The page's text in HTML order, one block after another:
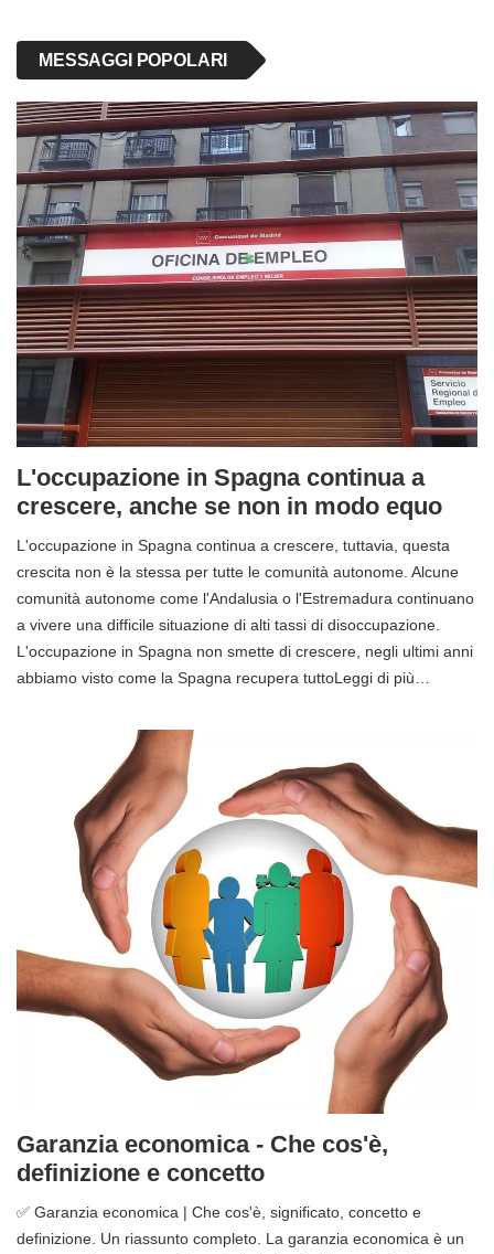
MESSAGGI POPOLARI
L'occupazione in Spagna continua a
crescere, anche se non in modo equo
L'occupazione in Spagna continua a crescere, tuttavia, questa
crescita non è la stessa per tutte le comunità autonome. Alcune
comunità autonome come l'Andalusia o l'Estremadura continuano
a vivere una difficile situazione di alti tassi di disoccupazione.
L'occupazione in Spagna non smette di crescere, negli ultimi anni
abbiamo visto come la Spagna recupera tuttoLeggi di più…
Garanzia economica - Che cos'è,
definizione e concetto
✅ Garanzia economica | Che cos'è, significato, concetto e
definizione. Un riassunto completo. La garanzia economica è un